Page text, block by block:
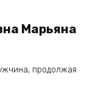
Марьяна
продолжая